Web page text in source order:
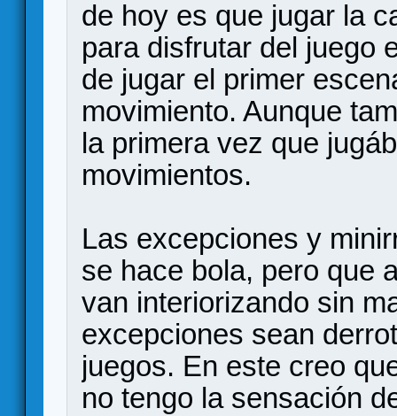
de hoy es que jugar la
para disfrutar del juego
de jugar el primer
movimiento. Aunque
la primera vez que
movimientos.
Las excepciones y
se hace bola, pero que
van interiorizando sin
excepciones sean
juegos. En este creo
no tengo la sensación